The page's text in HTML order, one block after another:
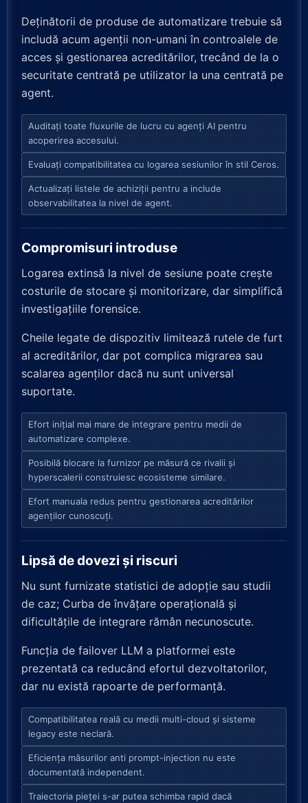
Deținătorii de produse de automatizare trebuie să
includă acum agenții non-umani în controalele de
acces și gestionarea acreditărilor, trecând de la o
securitate centrată pe utilizator la una centrată pe
agent.
Auditați toate fluxurile de lucru cu agenți AI pentru
acoperirea accesului.
Evaluați compatibilitatea cu logarea sesiunilor în stil Ceros.
Actualizați listele de achiziții pentru a include
observabilitatea la nivel de agent.
Compromisuri introduse
Logarea extinsă la nivel de sesiune poate crește
costurile de stocare și monitorizare, dar simplifică
investigațiile forensice.
Cheile legate de dispozitiv limitează rutele de furt
al acreditărilor, dar pot complica migrarea sau
scalarea agenților dacă nu sunt universal
suportate.
Efort inițial mai mare de integrare pentru medii de
automatizare complexe.
Posibilă blocare la furnizor pe măsură ce rivalii și
hyperscalerii construiesc ecosisteme similare.
Efort manuala redus pentru gestionarea acreditărilor
agenților cunoscuți.
Lipsă de dovezi și riscuri
Nu sunt furnizate statistici de adopție sau studii
de caz; Curba de învățare operațională și
dificultățile de integrare rămân necunoscute.
Funcția de failover LLM a platformei este
prezentată ca reducând efortul dezvoltatorilor,
dar nu există rapoarte de performanță.
Compatibilitatea reală cu medii multi-cloud și sisteme
legacy este neclară.
Eficiența măsurilor anti prompt-injection nu este
documentată independent.
Traiectoria pieței s-ar putea schimba rapid dacă